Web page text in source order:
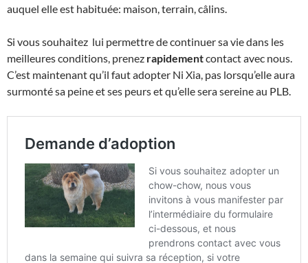
auquel elle est habituée: maison, terrain, câlins.
Si vous souhaitez lui permettre de continuer sa vie dans les
meilleures conditions, prenez rapidementcontact avec nous.
C’est maintenant qu’il faut adopter Ni Xia, pas lorsqu’elle aura
surmonté sa peine et ses peurs et qu’elle sera sereine au PLB.